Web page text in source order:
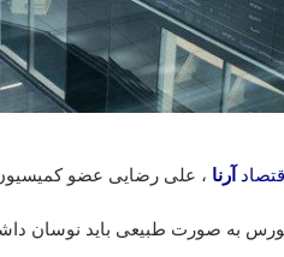
اقتصاد آرنا ، علی رضایی عضو کمیسیون
به صورت طبیعی باید نوسان